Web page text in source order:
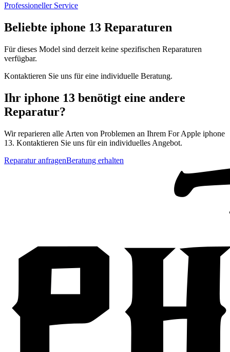
Professioneller Service
Beliebte iphone 13 Reparaturen
Für dieses Model sind derzeit keine spezifischen Reparaturen
verfügbar.
Kontaktieren Sie uns für eine individuelle Beratung.
Ihr iphone 13 benötigt eine andere
Reparatur?
Wir reparieren alle Arten von Problemen an Ihrem For Apple iphone
13. Kontaktieren Sie uns für ein individuelles Angebot.
Reparatur anfragenBeratung erhalten